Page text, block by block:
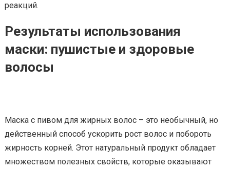
реакций.
Результаты использования
маски: пушистые и здоровые
волосы
Маска с пивом для жирных волос – это необычный, но
действенный способ ускорить рост волос и побороть
жирность корней. Этот натуральный продукт обладает
множеством полезных свойств, которые оказывают